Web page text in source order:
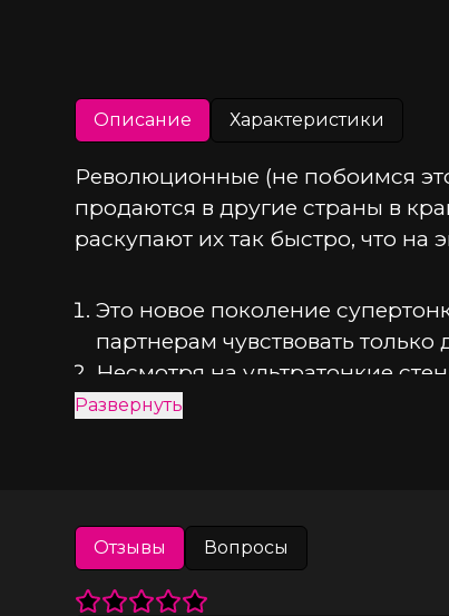
Описание Характеристики
Революционные (не побоимся
продаются в другие страны в
раскупают их так быстро, что на
Это новое поколение
партнерам чувствовать только
Несмотря на ультратонкие
плотные собратья.
Полиуретановые
латексные.
Развернуть
Отзывы Вопросы